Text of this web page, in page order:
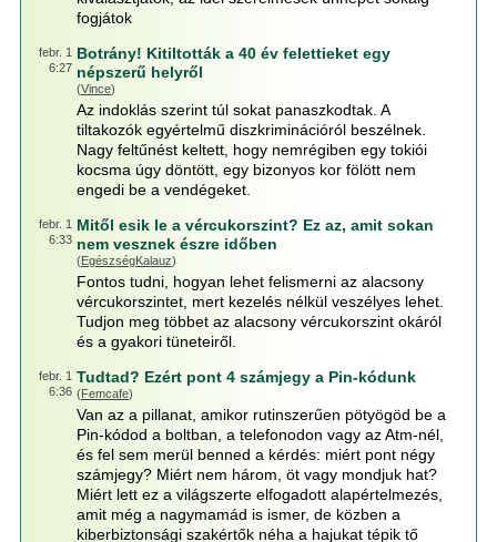
fogjátok
febr. 1
6:27
Botrány! Kitiltották a 40 év felettieket egy
népszerű helyről
(Vince)
Az indoklás szerint túl sokat panaszkodtak. A
tiltakozók egyértelmű diszkriminációról beszélnek.
Nagy feltűnést keltett, hogy nemrégiben egy tokiói
kocsma úgy döntött, egy bizonyos kor fölött nem
engedi be a vendégeket.
febr. 1
6:33
Mitől esik le a vércukorszint? Ez az, amit sokan
nem vesznek észre időben
(EgészségKalauz)
Fontos tudni, hogyan lehet felismerni az alacsony
vércukorszintet, mert kezelés nélkül veszélyes lehet.
Tudjon meg többet az alacsony vércukorszint okáról
és a gyakori tüneteiről.
febr. 1
6:36
Tudtad? Ezért pont 4 számjegy a Pin-kódunk
(Femcafe)
Van az a pillanat, amikor rutinszerűen pötyögöd be a
Pin-kódod a boltban, a telefonodon vagy az Atm-nél,
és fel sem merül benned a kérdés: miért pont négy
számjegy? Miért nem három, öt vagy mondjuk hat?
Miért lett ez a világszerte elfogadott alapértelmezés,
amit még a nagymamád is ismer, de közben a
kiberbiztonsági szakértők néha a hajukat tépik tő